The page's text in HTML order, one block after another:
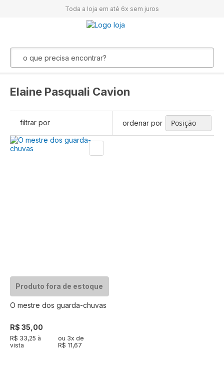
Toda a loja em até 6x sem juros
Elaine Pasquali Cavion
ordenar por
Produto fora de estoque
O mestre dos guarda-chuvas
R$ 35,00
R$ 33,25 à
vista
ou 3x de
R$ 11,67
filtrar por